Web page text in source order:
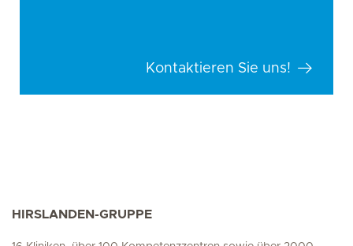
Kontaktieren Sie uns!
HIRSLANDEN-GRUPPE